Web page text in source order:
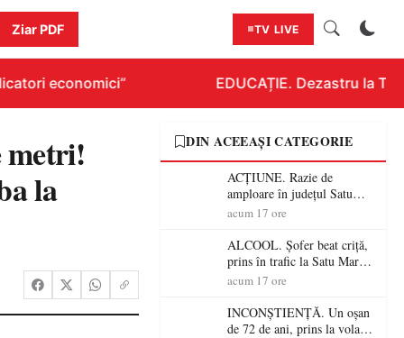
Ziar PDF TV LIVE
economici” EDUCAȚIE. Dezastru la
metri!
la
DIN ACEEAȘI CATEGORIE
ACȚIUNE. Razie de
amploare în județul Satu
Mare! Polițiștii au dat sute
șoferi fără permis într-o
singură zi
acum 17 ore
ALCOOL. Șofer beat criță,
prins în trafic la Satu Mare!
Alcoolemie uriașă
acum 17 ore
INCONȘTIENȚĂ. Un oșan
de 72 de ani, prins la volan